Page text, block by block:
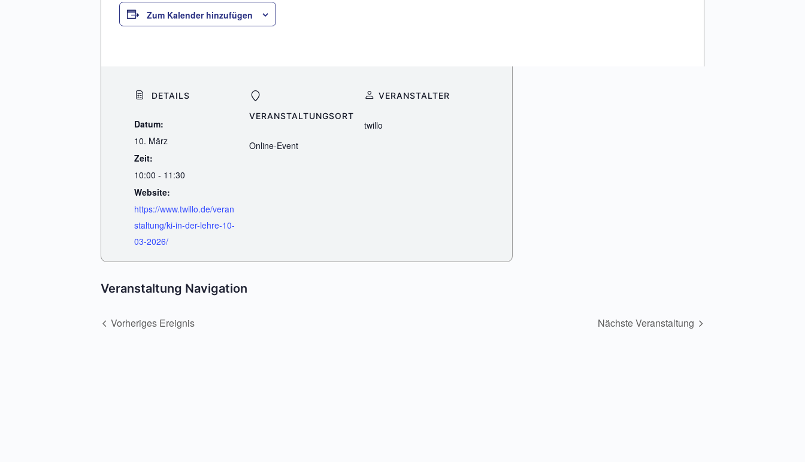
Zum Kalender hinzufügen
DETAILS
Datum:
10. März
Zeit:
10:00 - 11:30
Website:
https://www.twillo.de/veran
staltung/ki-in-der-lehre-10-
03-2026/
VERANSTALTUNGSORT
Online-Event
VERANSTALTER
twillo
Veranstaltung Navigation
Vorheriges Ereignis Nächste Veranstaltung